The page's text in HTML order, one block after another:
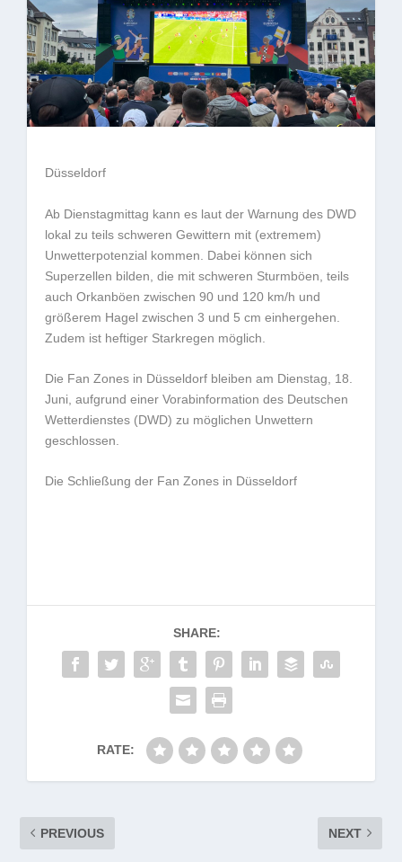
Düsseldorf
Ab Dienstagmittag kann es laut der Warnung des DWD
lokal zu teils schweren Gewittern mit (extremem)
Unwetterpotenzial kommen. Dabei können sich
Superzellen bilden, die mit schweren Sturmböen, teils
auch Orkanböen zwischen 90 und 120 km/h und
größerem Hagel zwischen 3 und 5 cm einhergehen.
Zudem ist heftiger Starkregen möglich.
Die Fan Zones in Düsseldorf bleiben am Dienstag, 18.
Juni, aufgrund einer Vorabinformation des Deutschen
Wetterdienstes (DWD) zu möglichen Unwettern
geschlossen.
Die Schließung der Fan Zones in Düsseldorf
SHARE:
RATE:
PREVIOUS NEXT